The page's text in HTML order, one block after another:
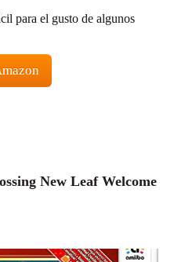
para el gusto de algunos
New Leaf Welcome